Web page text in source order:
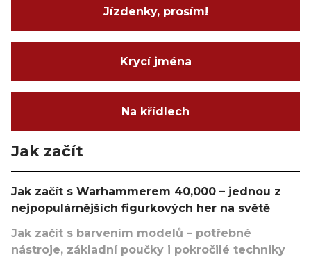
Jízdenky, prosím!
Krycí jména
Na křídlech
Jak začít
Jak začít s Warhammerem 40,000 – jednou z
nejpopulárnějších figurkových her na světě
Jak začít s barvením modelů – potřebné
nástroje, základní poučky i pokročilé techniky